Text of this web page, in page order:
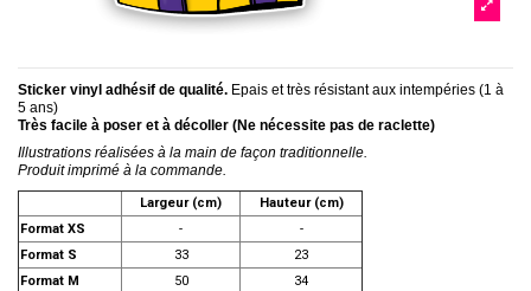
Sticker vinyl adhésif de qualité. Epais et très résistant aux intempéries (1 à
5 ans)
Très facile à poser et à décoller (Ne nécessite pas de raclette)
Illustrations réalisées à la main de façon traditionnelle.
Produit imprimé à la commande.
Largeur (cm)
Hauteur (cm)
Format XS
-
-
Format S
33
23
Format M
50
34